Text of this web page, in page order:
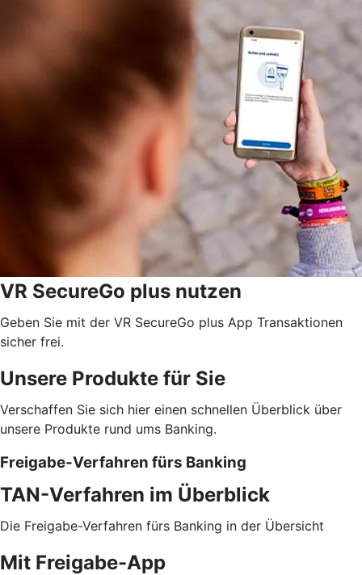
VR SecureGo plus nutzen
Geben Sie mit der VR SecureGo plus App Transaktionen
sicher frei.
Unsere Produkte für Sie
Verschaffen Sie sich hier einen schnellen Überblick über
unsere Produkte rund ums Banking.
Freigabe-Verfahren fürs Banking
TAN-Verfahren im Überblick
Die Freigabe-Verfahren fürs Banking in der Übersicht
Mit Freigabe-App